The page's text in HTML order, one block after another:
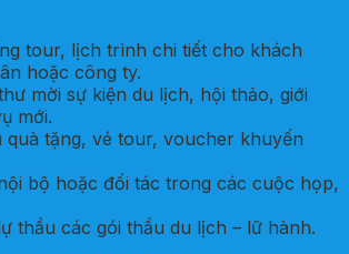
tour, lịch trình chi tiết cho khách
hoặc công ty.
mời sự kiện du lịch, hội thảo, giới
mới.
quà tặng, vé tour, voucher khuyến
bộ hoặc đối tác trong các cuộc họp,
thầu các gói thầu du lịch – lữ hành.